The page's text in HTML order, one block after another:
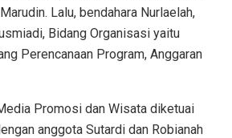
Lalu, bendahara Nurlaelah,
Bidang Organisasi yaitu
Perencanaan Program, Anggaran
Promosi dan Wisata diketuai
anggota Sutardi dan Robianah